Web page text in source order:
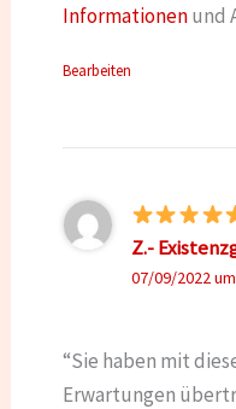
Informationenund
Bearbeiten
Z.-
07/09/2022
“Sie haben mit
Erwartungen